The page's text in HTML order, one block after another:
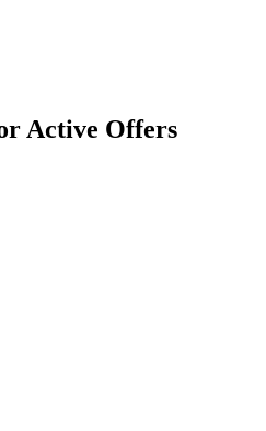
Active Offers